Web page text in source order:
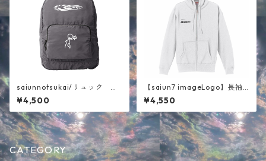
saiunnotsukai/リュック グ
レー
¥4,500
【saiun7 imageLogo】長袖
ジップパーカー ホワイト
¥4,550
CATEGORY